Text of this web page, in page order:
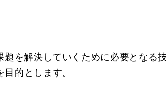
を解決していくために必要となる
的とします。